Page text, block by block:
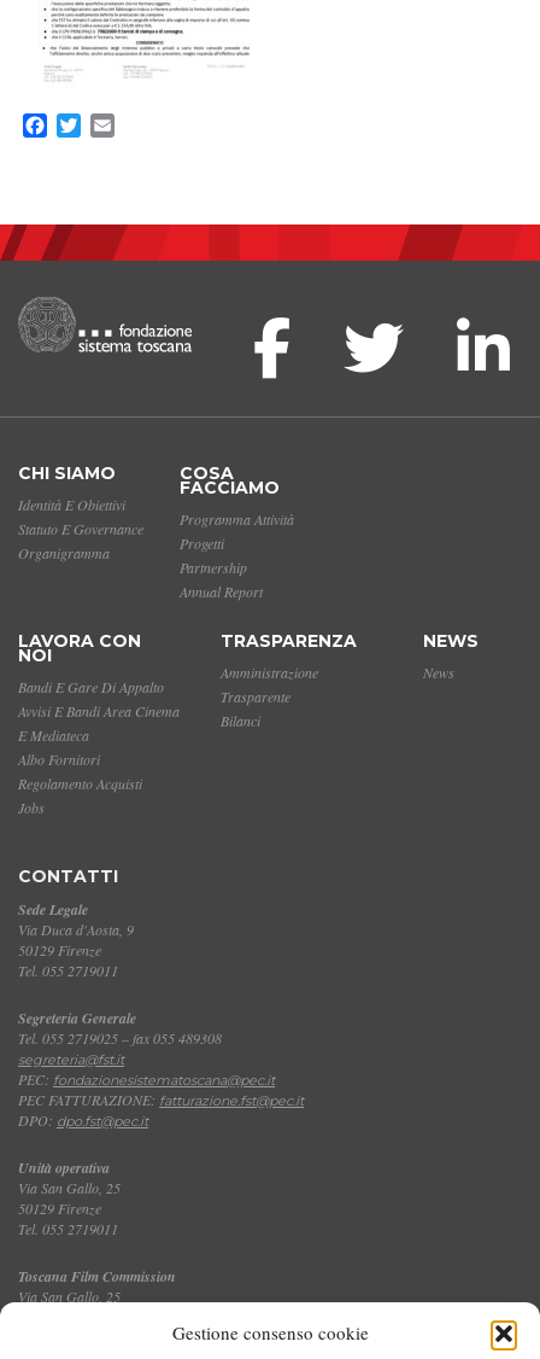
Gestione consenso cookie
Facebook
Twitter
CHI SIAMO
Identità E Obiettivi
Statuto E Governance
Organigramma
COSA
FACCIAMO
Programma Attività
Progetti
Partnership
Annual Report
LAVORA CON
NOI
Bandi E Gare Di Appalto
Avvisi E Bandi Area Cinema
E Mediateca
Albo Fornitori
Regolamento Acquisti
Jobs
TRASPARENZA
Amministrazione
Trasparente
Bilanci
NEWS
News
CONTATTI
Sede Legale
Via Duca d'Aosta, 9
50129 Firenze
Tel. 055 2719011
Segreteria Generale
Tel. 055 2719025 – fax 055 489308
segreteria@fst.it
PEC: fondazionesistematoscana@pec.it
PEC FATTURAZIONE: fatturazione.fst@pec.it
DPO: dpo.fst@pec.it
Unità operativa
Via San Gallo, 25
50129 Firenze
Tel. 055 2719011
Toscana Film Commission
Via San Gallo, 25